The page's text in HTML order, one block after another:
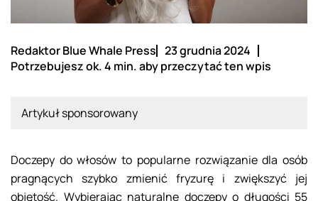
Redaktor Blue Whale Press 23 grudnia 2024
Potrzebujesz ok. 4 min. aby przeczytać ten wpis
Artykuł sponsorowany
Doczepy do włosów to popularne rozwiązanie dla osób
pragnących szybko zmienić fryzurę i zwiększyć jej
objętość. Wybierając naturalne doczepy o długości 55